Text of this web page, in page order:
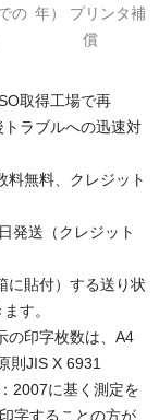
の 年） プリンタ補
償
取得工場で再
ラブルへの迅速対
料無料、クレジット
発送（クレジット
に貼付）する送り状
す。
の印字枚数は、A4
則JIS X 6931
2007に基く測定を
字することの方が